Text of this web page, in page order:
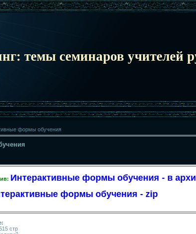
темы семинаров учителей
формы обучения
Интерактивные формы обучения - в
формы обучения - zip
стр